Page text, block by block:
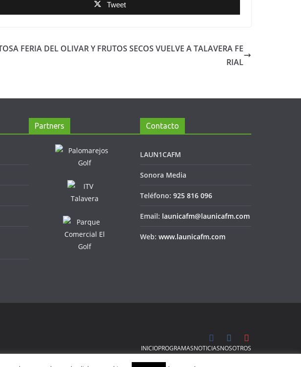
Tweet
FERIA DEL OLIVAR Y FRUTOS SECOS VUELVE A TALAVERA FE
RIAL
Partners Contacto
LAUN1CAFM
Sonora Media
Teléfono: 925 816 096
Email: launicafm@launicafm.com
Web: www.launicafm.com
INICIOPROGRAMASNOTICIASNOSOTROS